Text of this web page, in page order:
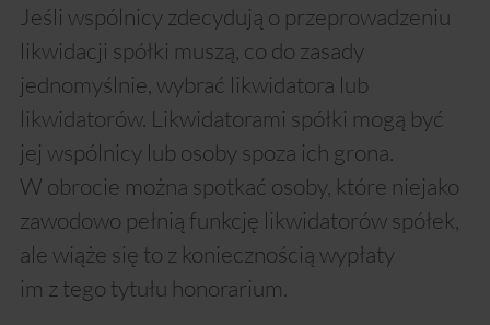
Jeśli wspólnicy zdecydują o przeprowadzeniu
likwidacji spółki muszą, co do zasady
jednomyślnie, wybrać likwidatora lub
likwidatorów. Likwidatorami spółki mogą być
jej wspólnicy lub osoby spoza ich grona.
W obrocie można spotkać osoby, które niejako
zawodowo pełnią funkcję likwidatorów spółek,
ale wiąże się to z koniecznością wypłaty
im z tego tytułu honorarium.